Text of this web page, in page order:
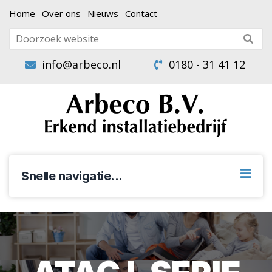
Home Over ons Nieuws Contact
info@arbeco.nl 0180 - 31 41 12
Snelle navigatie...